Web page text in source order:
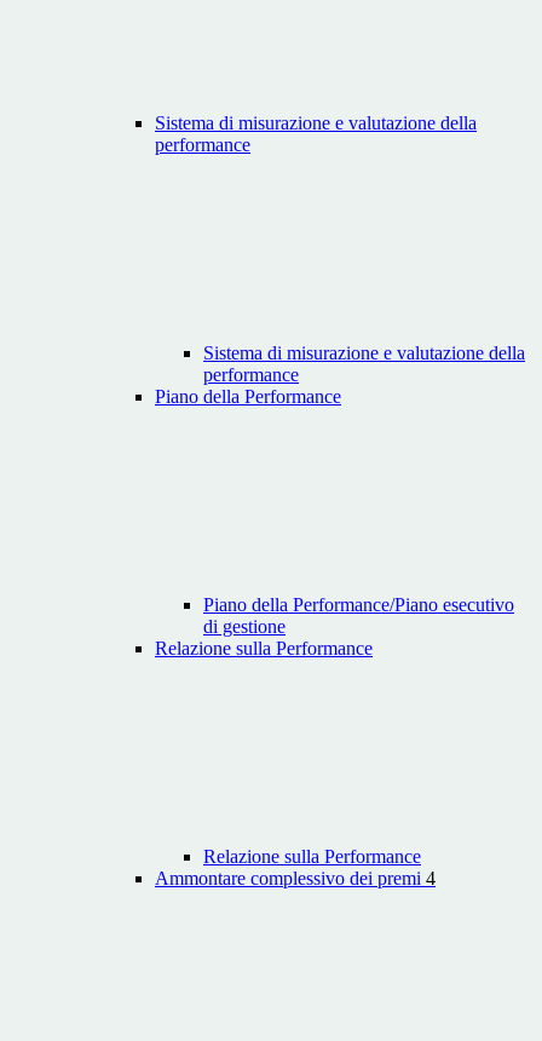
Sistema di misurazione e valutazione della
performance
Sistema di misurazione e valutazione della
performance
Piano della Performance
Piano della Performance/Piano esecutivo
di gestione
Relazione sulla Performance
Relazione sulla Performance
Ammontare complessivo dei premi 4